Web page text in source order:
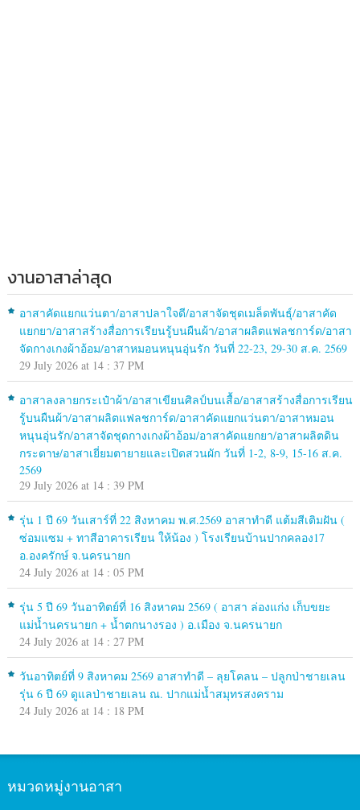
งานอาสาล่าสุด
อาสาคัดแยกแว่นตา/อาสาปลาใจดี/อาสาจัดชุดเมล็ดพันธุ์/อาสาคัด
แยกยา/อาสาสร้างสื่อการเรียนรู้บนผืนผ้า/อาสาผลิตแฟลชการ์ด/อาสา
จัดกางเกงผ้าอ้อม/อาสาหมอนหนุนอุ่นรัก วันที่ 22-23, 29-30 ส.ค. 2569
29 July 2026 at 14 : 37 PM
อาสาลงลายกระเป๋าผ้า/อาสาเขียนศิลป์บนเสื้อ/อาสาสร้างสื่อการเรียน
รู้บนผืนผ้า/อาสาผลิตแฟลชการ์ด/อาสาคัดแยกแว่นตา/อาสาหมอน
หนุนอุ่นรัก/อาสาจัดชุดกางเกงผ้าอ้อม/อาสาคัดแยกยา/อาสาผลิตดิน
กระดาษ/อาสาเยี่ยมตายายและเปิดสวนผัก วันที่ 1-2, 8-9, 15-16 ส.ค.
2569
29 July 2026 at 14 : 39 PM
รุ่น 1 ปี 69 วันเสาร์ที่ 22 สิงหาคม พ.ศ.2569 อาสาทำดี แต้มสีเติมฝัน (
ซ่อมแซม + ทาสีอาคารเรียน ให้น้อง ) โรงเรียนบ้านปากคลอง17
อ.องครักษ์ จ.นครนายก
24 July 2026 at 14 : 05 PM
รุ่น 5 ปี 69 วันอาทิตย์ที่ 16 สิงหาคม 2569 ( อาสา ล่องแก่ง เก็บขยะ
แม่น้ำนครนายก + น้ำตกนางรอง ) อ.เมือง จ.นครนายก
24 July 2026 at 14 : 27 PM
วันอาทิตย์ที่ 9 สิงหาคม 2569 อาสาทำดี – ลุยโคลน – ปลูกป่าชายเลน
รุ่น 6 ปี 69 ดูแลป่าชายเลน ณ. ปากแม่น้ำสมุทรสงคราม
24 July 2026 at 14 : 18 PM
หมวดหมู่งานอาสา